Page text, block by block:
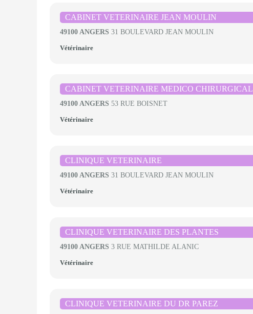
CABINET VETERINAIRE JEAN MOULIN
49100 ANGERS 31 BOULEVARD JEAN MOULIN
Vétérinaire
CABINET VETERINAIRE MEDICO CHIRURGICAL
49100 ANGERS 53 RUE BOISNET
Vétérinaire
CLINIQUE VETERINAIRE
49100 ANGERS 31 BOULEVARD JEAN MOULIN
Vétérinaire
CLINIQUE VETERINAIRE DES PLANTES
49100 ANGERS 3 RUE MATHILDE ALANIC
Vétérinaire
CLINIQUE VETERINAIRE DU DR PAREZ